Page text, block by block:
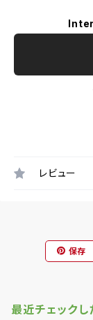
レビュー
保存
最近チェックし